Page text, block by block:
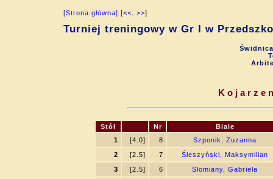
[Strona główna] [<< >>]
Turniej treningowy w Gr I w
Stół Nr
Biale
1
[4.0] 8
Szponik, Zuzanna
2
[2.5] 7
Śleszyński, Maksymilian
3
[2.5] 6
Słomiany, Gabriela